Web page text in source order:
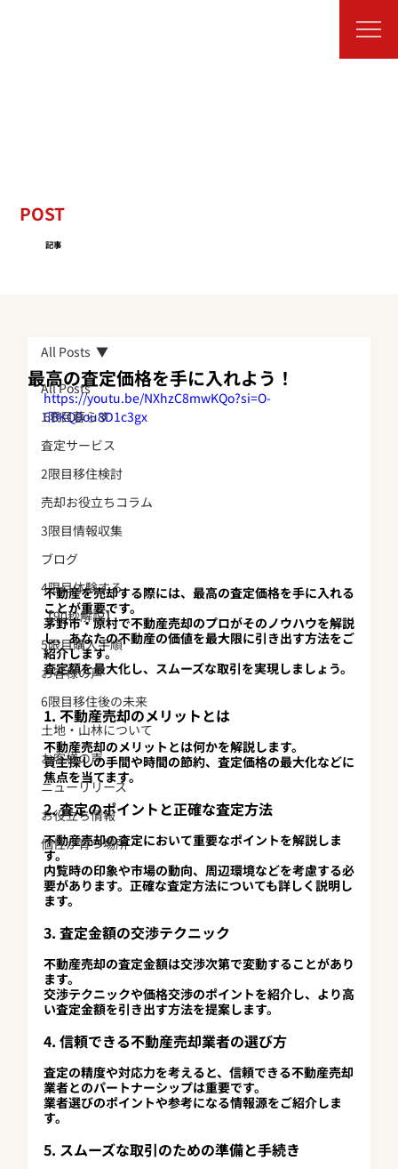
POST
記事
All Posts
1限目暮らす
査定サービス
2限目移住検討
売却お役立ちコラム
3限目情報収集
ブログ
4限目体験する
【90秒解説】
5限目購入手順
お客様の声
6限目移住後の未来
土地・山林について
お客様の声
ニューリリース
お役立ち情報
個性が育つ場所
All Posts
最高の査定価格を手に入れよう！
https://youtu.be/NXhzC8mwKQo?si=O-
6BKQ9ou8D1c3gx
不動産を売却する際には、最高の査定価格を手に入れる
ことが重要です。
茅野市・原村で不動産売却のプロがそのノウハウを解説
し、あなたの不動産の価値を最大限に引き出す方法をご
紹介します。
査定額を最大化し、スムーズな取引を実現しましょう。
1. 不動産売却のメリットとは
不動産売却のメリットとは何かを解説します。
買主探しの手間や時間の節約、査定価格の最大化などに
焦点を当てます。
2. 査定のポイントと正確な査定方法
不動産売却の査定において重要なポイントを解説しま
す。
内覧時の印象や市場の動向、周辺環境などを考慮する必
要があります。正確な査定方法についても詳しく説明し
ます。
3. 査定金額の交渉テクニック
不動産売却の査定金額は交渉次第で変動することがあり
ます。
交渉テクニックや価格交渉のポイントを紹介し、より高
い査定金額を引き出す方法を提案します。
4. 信頼できる不動産売却業者の選び方
査定の精度や対応力を考えると、信頼できる不動産売却
業者とのパートナーシップは重要です。
業者選びのポイントや参考になる情報源をご紹介しま
す。
5. スムーズな取引のための準備と手続き